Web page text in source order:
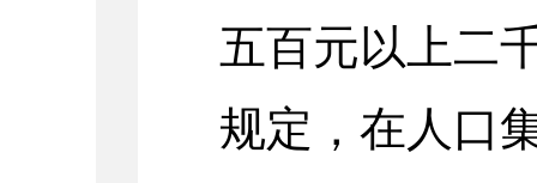
五百元以上二
规定，在人口